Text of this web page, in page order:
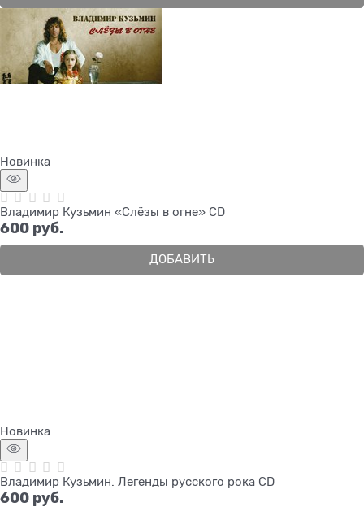
Новинка
Владимир Кузьмин «Слёзы в огне» CD
600 руб.
ДОБАВИТЬ
Новинка
Владимир Кузьмин. Легенды русского рока CD
600 руб.